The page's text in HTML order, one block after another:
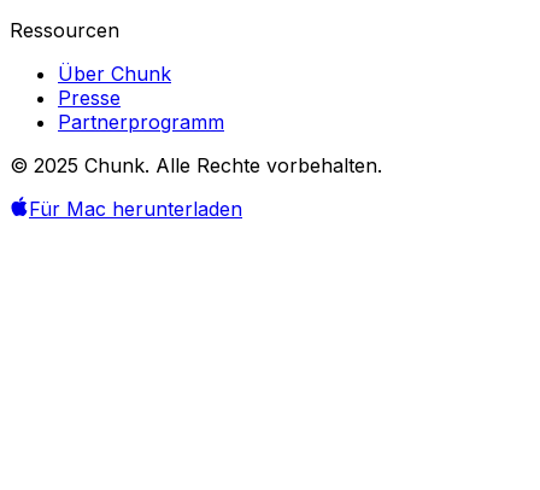
Ressourcen
Über Chunk
Presse
Partnerprogramm
© 2025 Chunk. Alle Rechte vorbehalten.
Für Mac herunterladen